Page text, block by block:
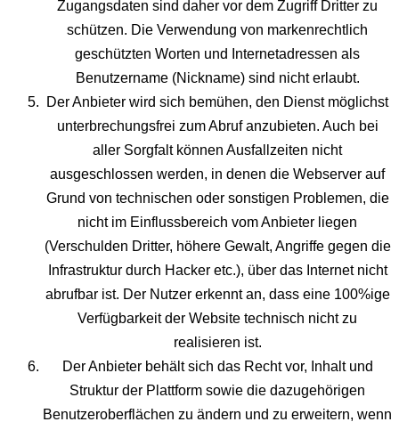
Zugangsdaten sind daher vor dem Zugriff Dritter zu
schützen. Die Verwendung von markenrechtlich
geschützten Worten und Internetadressen als
Benutzername (Nickname) sind nicht erlaubt.
Der Anbieter wird sich bemühen, den Dienst möglichst
unterbrechungsfrei zum Abruf anzubieten. Auch bei
aller Sorgfalt können Ausfallzeiten nicht
ausgeschlossen werden, in denen die Webserver auf
Grund von technischen oder sonstigen Problemen, die
nicht im Einflussbereich vom Anbieter liegen
(Verschulden Dritter, höhere Gewalt, Angriffe gegen die
Infrastruktur durch Hacker etc.), über das Internet nicht
abrufbar ist. Der Nutzer erkennt an, dass eine 100%ige
Verfügbarkeit der Website technisch nicht zu
realisieren ist.
Der Anbieter behält sich das Recht vor, Inhalt und
Struktur der Plattform sowie die dazugehörigen
Benutzeroberflächen zu ändern und zu erweitern, wenn